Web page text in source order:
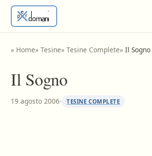
» Home»Tesine»Tesine Complete»Il Sogno
Il Sogno
19 agosto 2006· TESINE COMPLETE